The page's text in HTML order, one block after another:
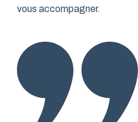
vous accompagner.